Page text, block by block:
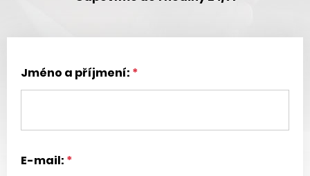
Jméno a příjmení:
E-mail: